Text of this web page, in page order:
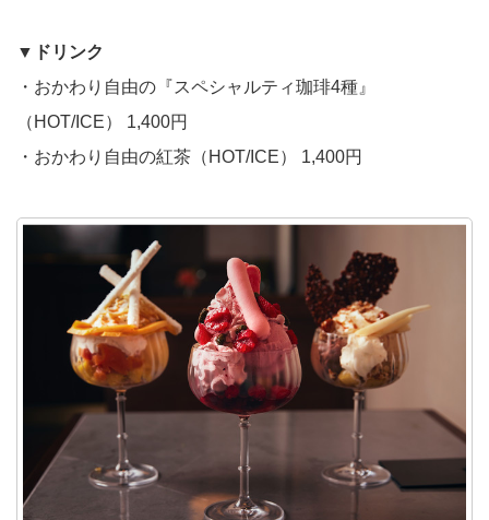
▼ドリンク
・おかわり自由の『スペシャルティ珈琲4種』
（HOT/ICE） 1,400円
・おかわり自由の紅茶（HOT/ICE） 1,400円